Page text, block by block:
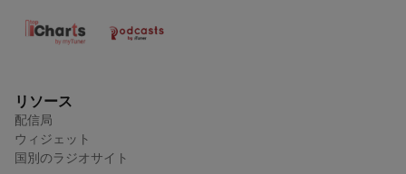
リソース
配信局
ウィジェット
国別のラジオサイト